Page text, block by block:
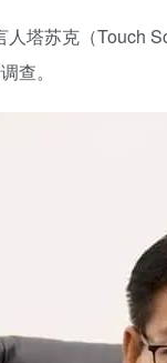
塔苏克（Touch
查。